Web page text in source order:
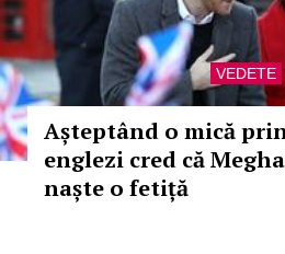
VEDETE
Așteptând o mică
englezi cred că
naște o fetiță